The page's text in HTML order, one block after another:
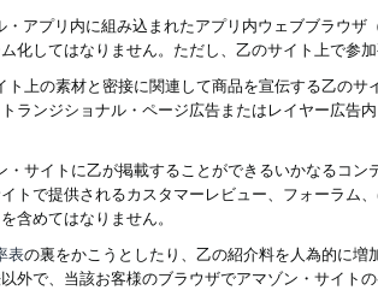
・アプリ内に組み込まれたアプリ内ウェブブラウ
化してはなりません。ただし、乙のサイト上で参
ト上の素材と密接に関連して商品を宣伝する乙の
ランジショナル・ページ広告またはレイヤー広告
・サイトに乙が掲載することができるいかなるコ
トで提供されるカスタマーレビュー、フォーラム
含めてはなりません。
表の裏をかこうとしたり、乙の紹介料を人為的に
外で、当該お客様のブラウザでアマゾン・サイト